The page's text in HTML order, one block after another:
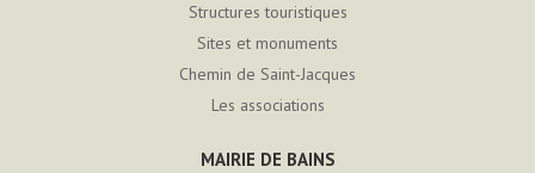
Structures touristiques
Sites et monuments
Chemin de Saint-Jacques
Les associations
MAIRIE DE BAINS